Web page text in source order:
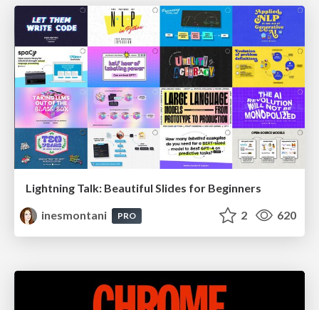
Lightning Talk: Beautiful Slides for Beginners
inesmontani
PRO 2 620